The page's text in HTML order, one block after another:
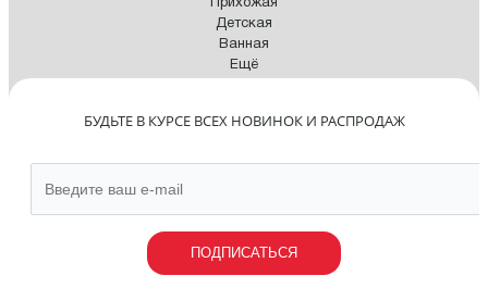
Прихожая
Детская
Ванная
Ещё
БУДЬТЕ В КУРСЕ ВСЕХ НОВИНОК И РАСПРОДАЖ
ПОДПИСАТЬСЯ